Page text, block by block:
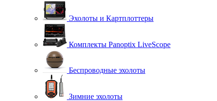
Эхолоты и Картплоттеры
Комплекты Panoptix LiveScope
Беспроводные эхолоты
Зимние эхолоты